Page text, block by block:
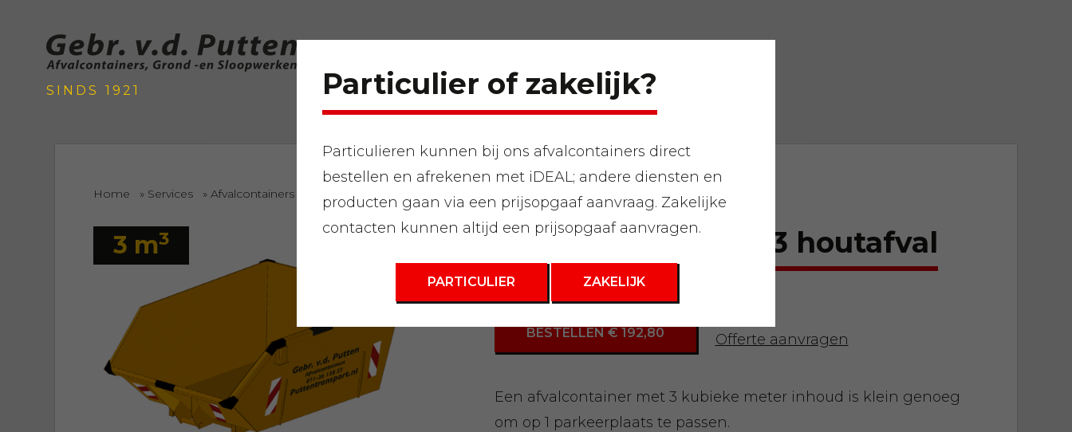
SINDS 1921
Home » Services » Afvalcontainers Houtafval Afvalcontainer 3m3
3 m3 Afvalcontainer 3m3 houtafval
BESTELLEN € 192,80 Offerte aanvragen
Een afvalcontainer met 3 kubieke meter inhoud is klein genoeg
om op 1 parkeerplaats te passen.
Particulier of zakelijk?
Particulieren kunnen bij ons afvalcontainers direct
bestellen en afrekenen met iDEAL; andere diensten en
producten gaan via een prijsopgaaf aanvraag. Zakelijke
contacten kunnen altijd een prijsopgaaf aanvragen.
PARTICULIER ZAKELIJK